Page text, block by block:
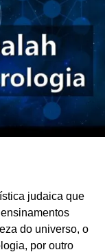
judaica que
do universo, o
por outro